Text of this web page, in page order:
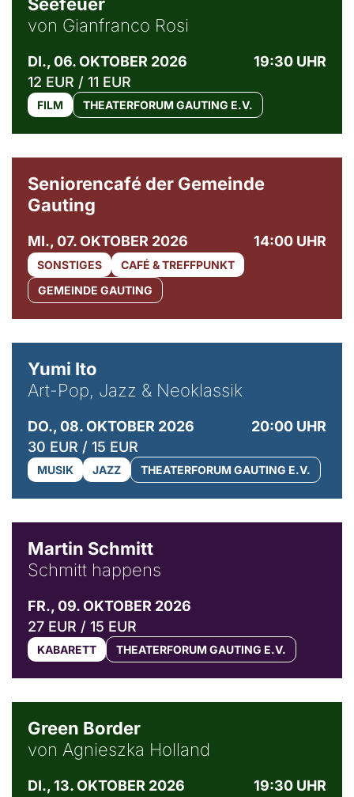
von Gianfranco Rosi
DI., 06. OKTOBER 2026
19:30 UHR
12 EUR / 11 EUR
FILM THEATERFORUM GAUTING E.V.
Seniorencafé der Gemeinde
Gauting
MI., 07. OKTOBER 2026 14:00 UHR
SONSTIGES
CAFÉ & TREFFPUNKT
GEMEINDE GAUTING
Yumi Ito
Art-Pop, Jazz & Neoklassik
DO., 08. OKTOBER 2026
20:00 UHR
30 EUR / 15 EUR
MUSIK JAZZ THEATERFORUM GAUTING E.V.
Martin Schmitt
Schmitt happens
FR., 09. OKTOBER 2026
27 EUR / 15 EUR
KABARETT THEATERFORUM GAUTING E.V.
Green Border
von Agnieszka Holland
DI., 13. OKTOBER 2026
19:30 UHR